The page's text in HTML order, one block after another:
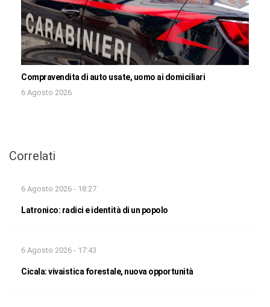
Compravendita di auto usate, uomo ai domiciliari
6 Agosto 2026
Correlati
6 Agosto 2026 - 18:27
Latronico: radici e identità di un popolo
6 Agosto 2026 - 17:43
Cicala: vivaistica forestale, nuova opportunità